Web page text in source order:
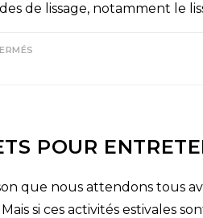
de lissage, notamment le
POUR
que nous attendons tous
Mais si ces activités estivales